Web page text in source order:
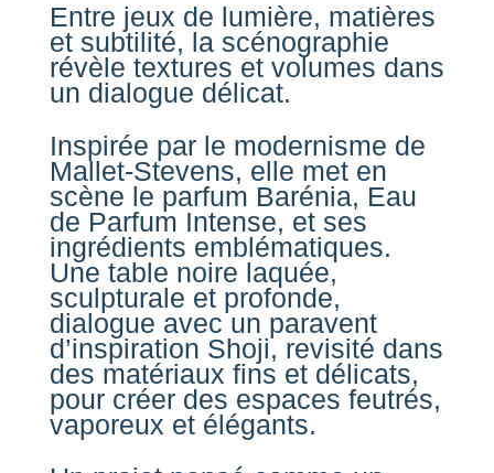
Entre jeux de lumière, matières
et subtilité, la scénographie
révèle textures et volumes dans
un dialogue délicat.
Inspirée par le modernisme de
Mallet-Stevens, elle met en
scène le parfum Barénia, Eau
de Parfum Intense, et ses
ingrédients emblématiques.
Une table noire laquée,
sculpturale et profonde,
dialogue avec un paravent
d’inspiration Shoji, revisité dans
des matériaux fins et délicats,
pour créer des espaces feutrés,
vaporeux et élégants.